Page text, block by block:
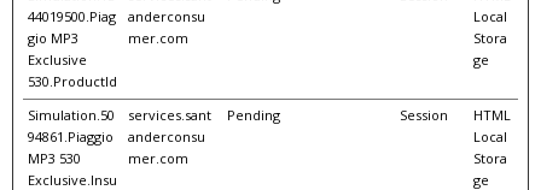
44019500.Piag
gio MP3
Exclusive
530.ProductId
anderconsu
mer.com
Local
Stora
ge
Simulation.50
94861.Piaggio
MP3 530
Exclusive.Insu
services.sant
anderconsu
mer.com
Pending Session
HTML
Local
Stora
ge